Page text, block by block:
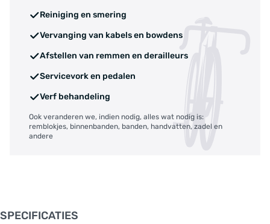
Reiniging en smering
Vervanging van kabels en bowdens
Afstellen van remmen en derailleurs
Servicevork en pedalen
Verf behandeling
Ook veranderen we, indien nodig, alles wat nodig is:
remblokjes, binnenbanden, banden, handvatten, zadel en
andere
SPECIFICATIES